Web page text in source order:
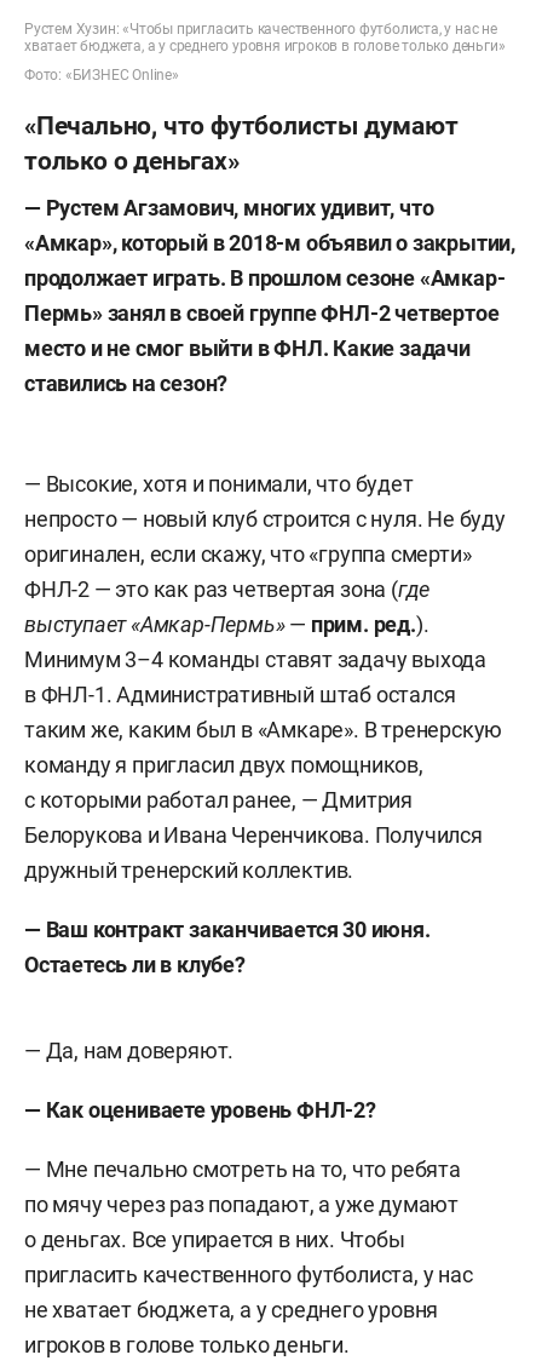
Рустем Хузин: «Чтобы пригласить качественного футболиста, у нас не
хватает бюджета, а у среднего уровня игроков в голове только деньги»
Фото: «БИЗНЕС Online»
«Печально, что футболисты думают
только о деньгах»
— Рустем Агзамович, многих удивит, что
«Амкар», который в 2018-м объявил о закрытии,
продолжает играть. В прошлом сезоне «Амкар-
Пермь» занял в своей группе ФНЛ-2 четвертое
место и не смог выйти в ФНЛ. Какие задачи
ставились на сезон?
— Высокие, хотя и понимали, что будет
непросто — новый клуб строится с нуля. Не буду
оригинален, если скажу, что «группа смерти»
ФНЛ-2 — это как раз четвертая зона (где
выступает «Амкар-Пермь»— прим. ред.).
Минимум 3–4 команды ставят задачу выхода
в ФНЛ-1. Административный штаб остался
таким же, каким был в «Амкаре». В тренерскую
команду я пригласил двух помощников,
с которыми работал ранее, — Дмитрия
Белорукова и Ивана Черенчикова. Получился
дружный тренерский коллектив.
— Ваш контракт заканчивается 30 июня.
Остаетесь ли в клубе?
— Да, нам доверяют.
— Как оцениваете уровень ФНЛ-2?
— Мне печально смотреть на то, что ребята
по мячу через раз попадают, а уже думают
о деньгах. Все упирается в них. Чтобы
пригласить качественного футболиста, у нас
не хватает бюджета, а у среднего уровня
игроков в голове только деньги.